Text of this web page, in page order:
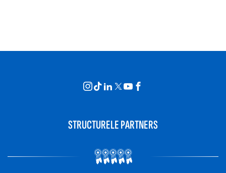
STRUCTURELE PARTNERS